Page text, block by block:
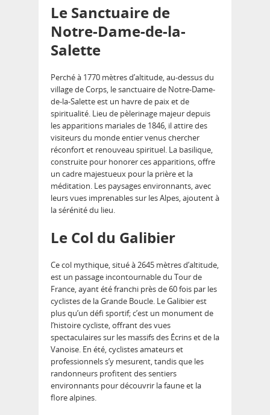
Le Sanctuaire de
Notre-Dame-de-la-
Salette
Perché à 1770 mètres d’altitude, au-dessus du
village de Corps, le sanctuaire de Notre-Dame-
de-la-Salette est un havre de paix et de
spiritualité. Lieu de pèlerinage majeur depuis
les apparitions mariales de 1846, il attire des
visiteurs du monde entier venus chercher
réconfort et renouveau spirituel. La basilique,
construite pour honorer ces apparitions, offre
un cadre majestueux pour la prière et la
méditation. Les paysages environnants, avec
leurs vues imprenables sur les Alpes, ajoutent à
la sérénité du lieu.
Le Col du Galibier
Ce col mythique, situé à 2645 mètres d’altitude,
est un passage incontournable du Tour de
France, ayant été franchi près de 60 fois par les
cyclistes de la Grande Boucle. Le Galibier est
plus qu’un défi sportif; c’est un monument de
l’histoire cycliste, offrant des vues
spectaculaires sur les massifs des Écrins et de la
Vanoise. En été, cyclistes amateurs et
professionnels s’y mesurent, tandis que les
randonneurs profitent des sentiers
environnants pour découvrir la faune et la
flore alpines.